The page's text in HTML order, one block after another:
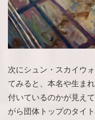
次にシュン・スカイウ
てみると、本名や生ま
付いているのかが見え
がら団体トップのタイ